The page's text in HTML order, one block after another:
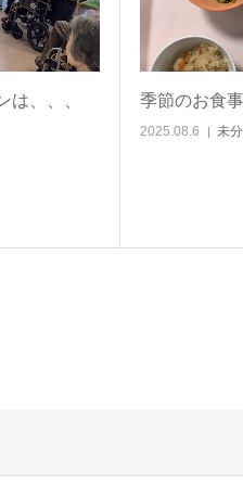
は、、、 季節のお食
2025.08.6 未